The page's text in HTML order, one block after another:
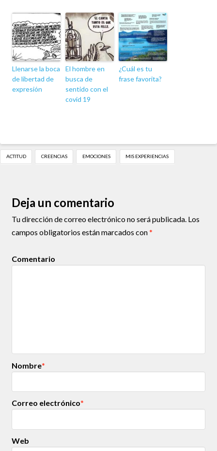
Llenarse la boca
de libertad de
expresión
El hombre en
busca de
sentido con el
covid 19
¿Cuál es tu
frase favorita?
ACTITUD CREENCIAS EMOCIONES MIS EXPERIENCIAS
Deja un comentario
Tu dirección de correo electrónico no será publicada. Los
campos obligatorios están marcados con*
Comentario
Nombre*
Correo electrónico*
Web